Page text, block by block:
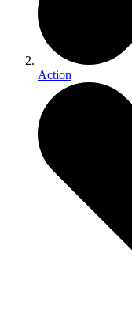
Action